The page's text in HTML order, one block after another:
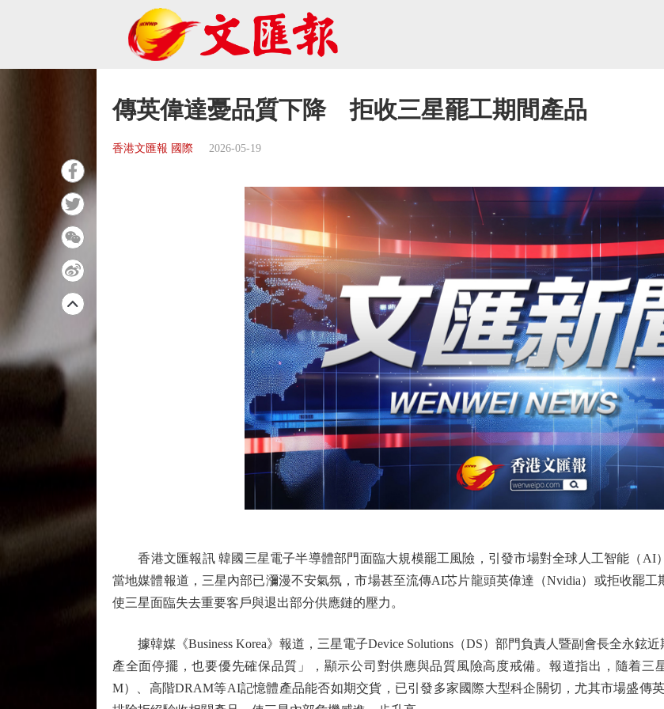
傳英偉達憂品質下降 拒收三星罷工期間產品
香港文匯報 國際 2026-05-19
香港文匯報訊 韓國三星電子半導體部門面臨大規模罷工風險，引發市場對全球人工智能（AI
當地媒體報道，三星內部已瀰漫不安氣氛，市場甚至流傳AI芯片龍頭英偉達（Nvidia）或拒收罷
使三星面臨失去重要客戶與退出部分供應鏈的壓力。
據韓媒《Business Korea》報道，三星電子Device Solutions（DS）部門負責人暨副會長全永鉉
產全面停擺，也要優先確保品質」，顯示公司對供應與品質風險高度戒備。報道指出，隨着
M）、高階DRAM等AI記憶體產品能否如期交貨，已引發多家國際大型科企關切，尤其市場盛傳